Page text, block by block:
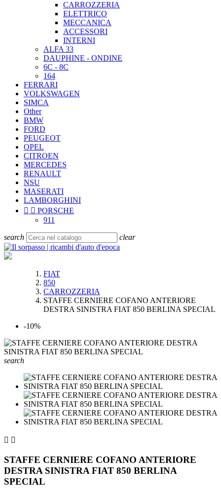
CARROZZERIA
ELETTRICO
MECCANICA
ACCESSORI
INTERNI
ALFA 33
DAUPHINE - ONDINE
6C - 8C
164
FERRARI
VOLKSWAGEN
SIMCA
Other
BMW
FORD
PEUGEOT
OPEL
CITROEN
MERCEDES
RENAULT
NSU
MASERATI
LAMBORGHINI
  PORSCHE
911
search clear
FIAT
850
CARROZZERIA
STAFFE CERNIERE COFANO ANTERIORE
DESTRA SINISTRA FIAT 850 BERLINA SPECIAL
-10%
search
 
STAFFE CERNIERE COFANO ANTERIORE
DESTRA SINISTRA FIAT 850 BERLINA
SPECIAL